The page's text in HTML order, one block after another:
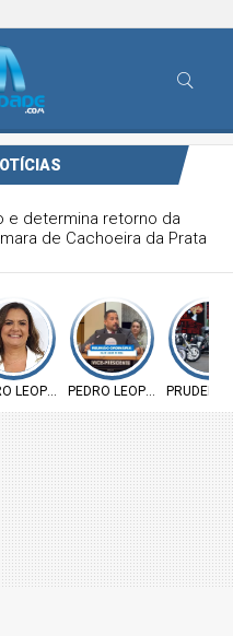
plano municipal de
contra a mulher
LEOPOLDOPEDRO LEOPOLDO